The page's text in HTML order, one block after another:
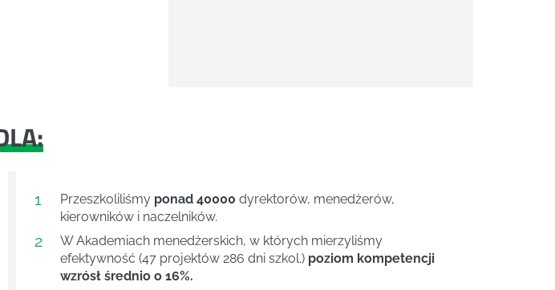
1 Przeszkoliliśmy ponad 40000 dyrektorów, menedżerów,
kierowników i naczelników.
2
W Akademiach menedżerskich, w których mierzyliśmy
efektywność (47 projektów 286 dni szkol.) poziom kompetencji
wzrósł średnio o 16%.